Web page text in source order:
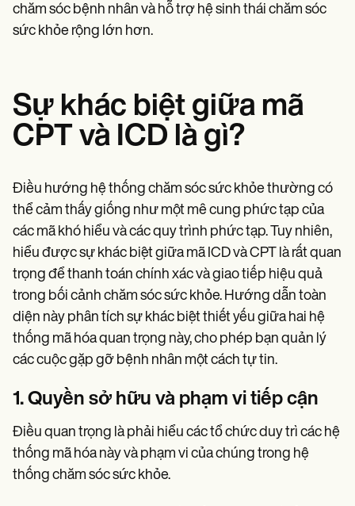
chăm sóc bệnh nhân và hỗ trợ hệ sinh thái chăm sóc
sức khỏe rộng lớn hơn.
Sự khác biệt giữa mã
CPT và ICD là gì?
Điều hướng hệ thống chăm sóc sức khỏe thường có
thể cảm thấy giống như một mê cung phức tạp của
các mã khó hiểu và các quy trình phức tạp. Tuy nhiên,
hiểu được sự khác biệt giữa mã ICD và CPT là rất quan
trọng để thanh toán chính xác và giao tiếp hiệu quả
trong bối cảnh chăm sóc sức khỏe. Hướng dẫn toàn
diện này phân tích sự khác biệt thiết yếu giữa hai hệ
thống mã hóa quan trọng này, cho phép bạn quản lý
các cuộc gặp gỡ bệnh nhân một cách tự tin.
1. Quyền sở hữu và phạm vi tiếp cận
Điều quan trọng là phải hiểu các tổ chức duy trì các hệ
thống mã hóa này và phạm vi của chúng trong hệ
thống chăm sóc sức khỏe.